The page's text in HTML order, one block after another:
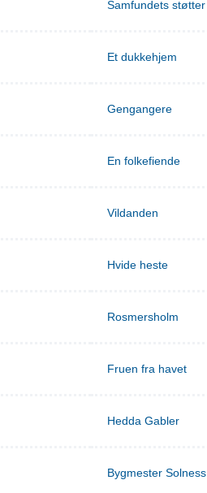
Samfundets støtter
Et dukkehjem
Gengangere
En folkefiende
Vildanden
Hvide heste
Rosmersholm
Fruen fra havet
Hedda Gabler
Bygmester Solness